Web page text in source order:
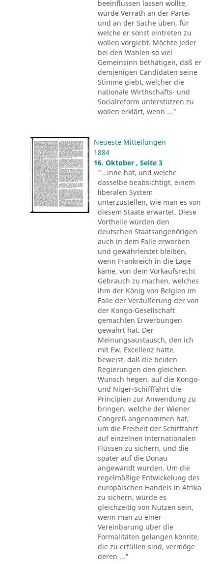
beeinflussen lassen wollte,
würde Verrath an der Partei
und an der Sache üben, für
welche er sonst eintreten zu
wollen vorgiebt. Möchte Jeder
bei den Wahlen so viel
Gemeinsinn bethätigen, daß er
demjenigen Candidaten seine
Stimme giebt, welcher die
nationale Wirthschafts- und
Socialreform unterstützen zu
wollen erklärt, wenn ..."
Neueste Mitteilungen
1884
16. Oktober , Seite 3
"...inne hat, und welche
dasselbe beabsichtigt, einem
liberalen System
unterzustellen, wie man es von
diesem Staate erwartet. Diese
Vortheile würden den
deutschen Staatsangehörigen
auch in dem Falle erworben
und gewährleistet bleiben,
wenn Frankreich in die Lage
käme, von dem Vorkaufsrecht
Gebrauch zu machen, welches
ihm der König von Belgien im
Falle der Veräußerung der von
der Kongo-Gesellschaft
gemachten Erwerbungen
gewahrt hat. Der
Meinungsaustausch, den ich
mit Ew. Excellenz hatte,
beweist, daß die beiden
Regierungen den gleichen
Wunsch hegen, auf die Kongo-
und Niger-Schifffahrt die
Principien zur Anwendung zu
bringen, welche der Wiener
Congreß angenommen hat,
um die Freiheit der Schifffahrt
auf einzelnen internationalen
Flüssen zu sichern, und die
später auf die Donau
angewandt wurden. Um die
regelmäßige Entwickelung des
europäischen Handels in Afrika
zu sichern, würde es
gleichzeitig von Nutzen sein,
wenn man zu einer
Vereinbarung über die
Formalitäten gelangen könnte,
die zu erfüllen sind, vermöge
deren ..."